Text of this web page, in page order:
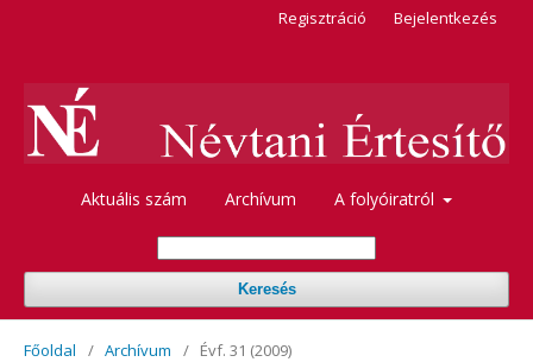
Aktuális szám Archívum A folyóiratról
Keresés
Regisztráció Bejelentkezés
Főoldal / Archívum / Évf. 31 (2009)